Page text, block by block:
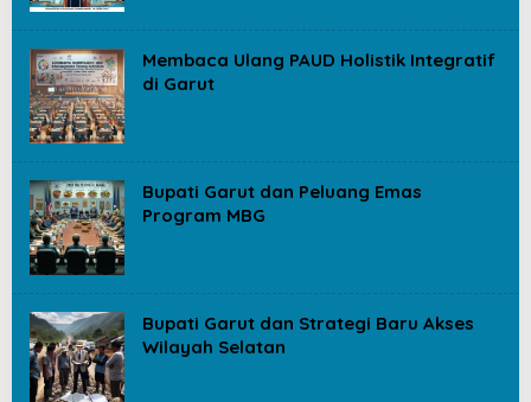
Membaca Ulang PAUD Holistik Integratif
di Garut
Bupati Garut dan Peluang Emas
Program MBG
Bupati Garut dan Strategi Baru Akses
Wilayah Selatan